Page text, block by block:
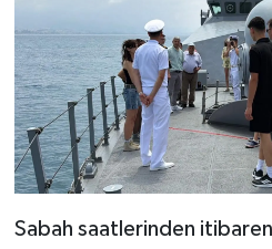
Sabah saatlerinden